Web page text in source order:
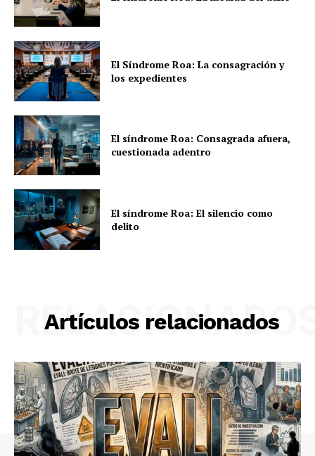
El Síndrome Roa: La consagración y
los expedientes
El síndrome Roa: Consagrada afuera,
cuestionada adentro
El síndrome Roa: El silencio como
delito
Artículos relacionados